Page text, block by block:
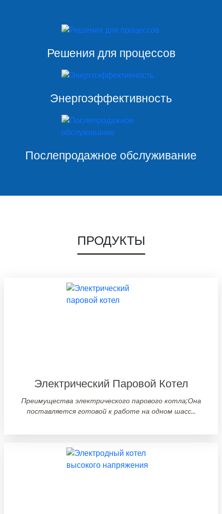
Решения для процессов
Энергоэффективность
Послепродажное обслуживание
ПРОДУКТЫ
Электрический Паровой Котел
Преимущества электрического парового котла;Она
поставляется готовой к работе на одном шасс...